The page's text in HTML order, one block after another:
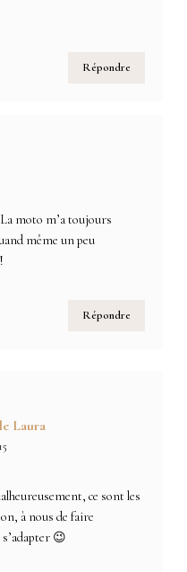
Répondre
moto m’a toujours
même un peu
Répondre
Laura
ce sont les
à nous de faire
😉